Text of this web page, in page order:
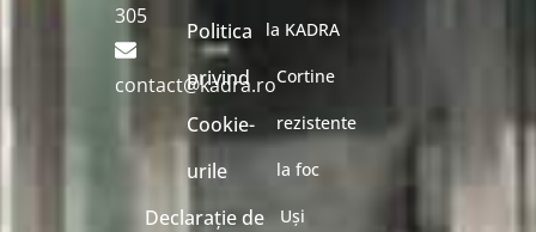
305
contact@kadra.ro
Politica
privind
Cookie-
urile
Declarație de
la KADRA
Cortine
rezistente
la foc
Uși